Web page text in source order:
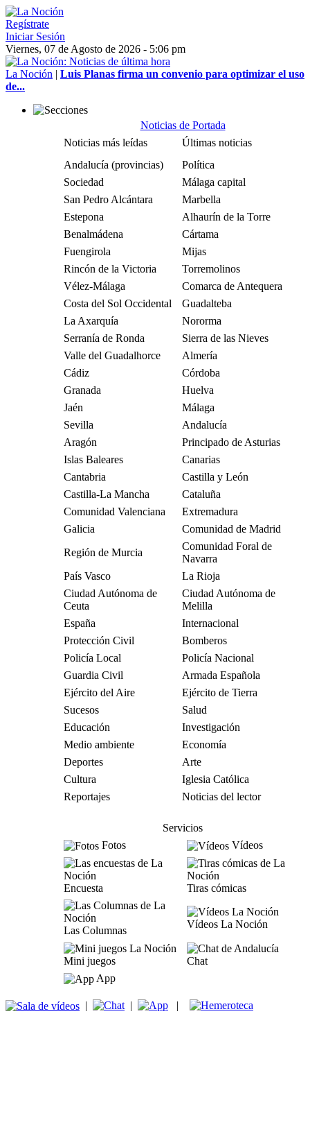
Regístrate
Iniciar Sesión
Viernes, 07 de Agosto de 2026 - 5:06 pm
La Noción | Luis Planas firma un convenio para optimizar el uso
de...
Noticias de Portada
Noticias más leídas
Últimas noticias
Andalucía (provincias)
Política
Sociedad
Málaga capital
San Pedro Alcántara
Marbella
Estepona
Alhaurín de la Torre
Benalmádena
Cártama
Fuengirola
Mijas
Rincón de la Victoria
Torremolinos
Vélez-Málaga
Comarca de Antequera
Costa del Sol Occidental
Guadalteba
La Axarquía
Nororma
Serranía de Ronda
Sierra de las Nieves
Valle del Guadalhorce
Almería
Cádiz
Córdoba
Granada
Huelva
Jaén
Málaga
Sevilla
Andalucía
Aragón
Principado de Asturias
Islas Baleares
Canarias
Cantabria
Castilla y León
Castilla-La Mancha
Cataluña
Comunidad Valenciana
Extremadura
Galicia
Comunidad de Madrid
Región de Murcia
Comunidad Foral de
Navarra
País Vasco
La Rioja
Ciudad Autónoma de
Ceuta
Ciudad Autónoma de
Melilla
España
Internacional
Protección Civil
Bomberos
Policía Local
Policía Nacional
Guardia Civil
Armada Española
Ejército del Aire
Ejército de Tierra
Sucesos
Salud
Educación
Investigación
Medio ambiente
Economía
Deportes
Arte
Cultura
Iglesia Católica
Reportajes
Noticias del lector
Servicios
Fotos
Vídeos
Encuesta Tiras cómicas
Las Columnas
Vídeos La Noción
Mini juegos
Chat
App
| | |